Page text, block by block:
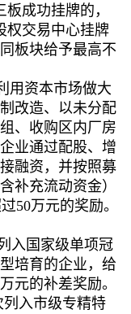
成功挂牌的，
权交易中心挂牌
板块给予最高不
用资本市场做大
改造、以未分配
、收购区内厂房
业通过配股、增
融资，并按照募
补充流动资金）
50万元的奖励。
入国家级单项冠
培育的企业，给
元的补差奖励。
入市级专精特